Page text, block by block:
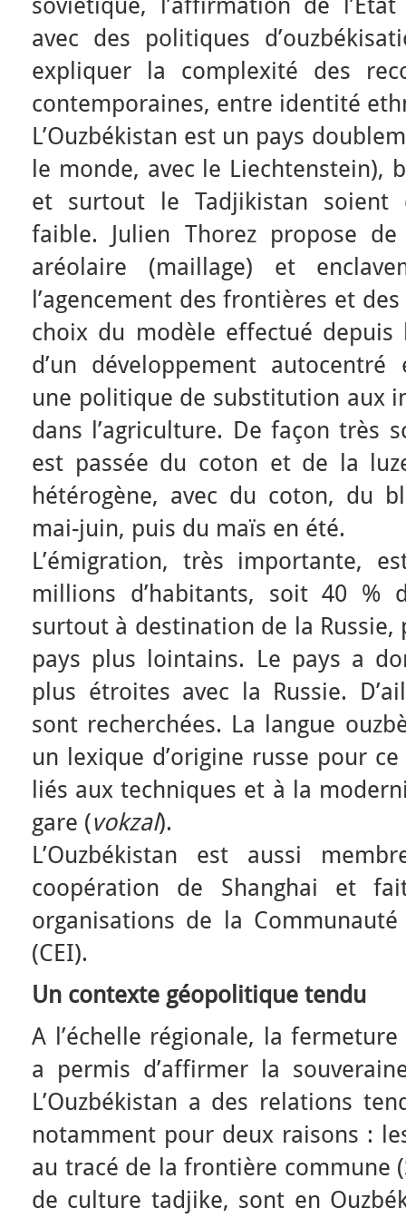
soviétique, l’affirmation de
avec des politiques
expliquer la complexité des
contemporaines, entre identité
L’Ouzbékistan est un pays
le monde, avec le Liechtenstein),
et surtout le Tadjikistan soient
faible. Julien Thorez propose
aréolaire (maillage) et
l’agencement des frontières et
choix du modèle effectué depuis
d’un développement
une politique de substitution aux
dans l’agriculture. De façon très
est passée du coton et de la
hétérogène, avec du coton, du
mai-juin, puis du maïs en été.
L’émigration, très importante,
millions d’habitants, soit 40 %
surtout à destination de la Russie,
pays plus lointains. Le pays a
plus étroites avec la Russie.
sont recherchées. La langue
un lexique d’origine russe pour
liés aux techniques et à la
gare (vokzal).
L’Ouzbékistan est aussi
coopération de Shanghai et
organisations de la
(CEI).
Un contexte géopolitique tendu
A l’échelle régionale, la
a permis d’affirmer la
L’Ouzbékistan a des relations
notamment pour deux raisons :
au tracé de la frontière commune
de culture tadjike, sont en